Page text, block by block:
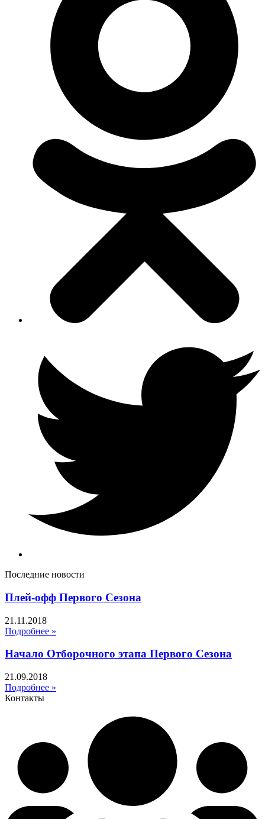
Последние новости
Плей-офф Первого Сезона
21.11.2018
Подробнее »
Начало Отборочного этапа Первого Сезона
21.09.2018
Подробнее »
Контакты